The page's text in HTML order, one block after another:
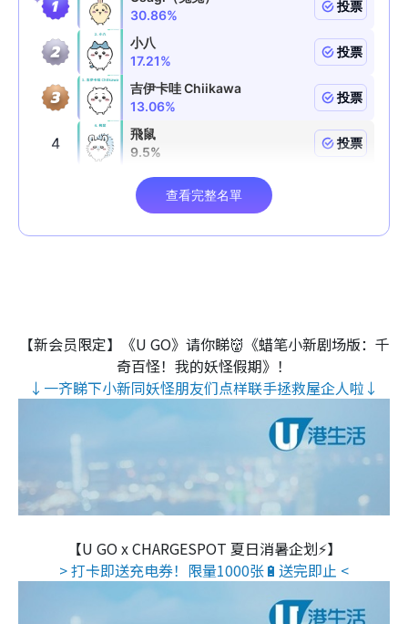
【新会员限定】《U GO》请你睇👹《蜡笔小新剧场版：千
奇百怪！我的妖怪假期》！
↓一齐睇下小新同妖怪朋友们点样联手拯救屋企人啦↓
【U GO x CHARGESPOT 夏日消暑企划⚡】
> 打卡即送充电券！限量1000张🔋送完即止 <